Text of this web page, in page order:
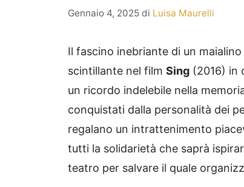
Gennaio 4, 2025 di Luisa Maurelli
Il fascino inebriante di un
scintillante nel film Sing (2016) in
un ricordo indelebile nella
conquistati dalla personalità dei
regalano un intrattenimento
tutti la solidarietà che saprà
teatro per salvare il quale